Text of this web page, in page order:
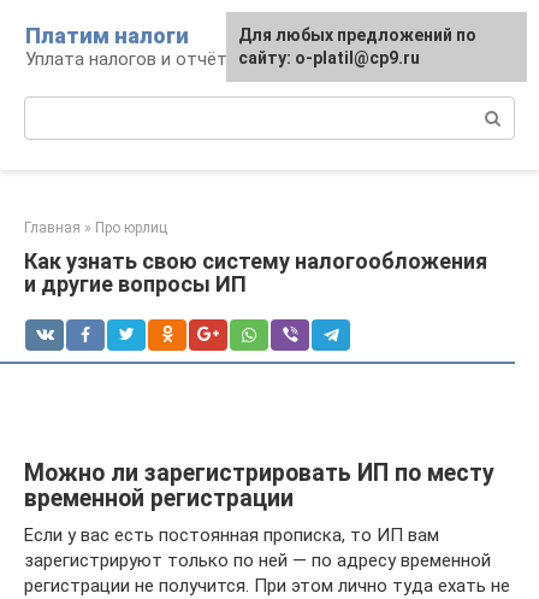
контенту
Платим налоги
Уплата налогов и отчётность
Главная » Про юрлиц
Как узнать свою систему налогообложения
и другие вопросы ИП
Можно ли зарегистрировать ИП по месту
временной регистрации
Если у вас есть постоянная прописка, то ИП вам
зарегистрируют только по ней — по адресу временной
регистрации не получится. При этом лично туда ехать не
Для любых предложений по
сайту: o-platil@cp9.ru